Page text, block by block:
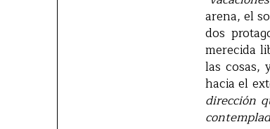
arena, el
dos
merecida
las cosas,
hacia el
dirección